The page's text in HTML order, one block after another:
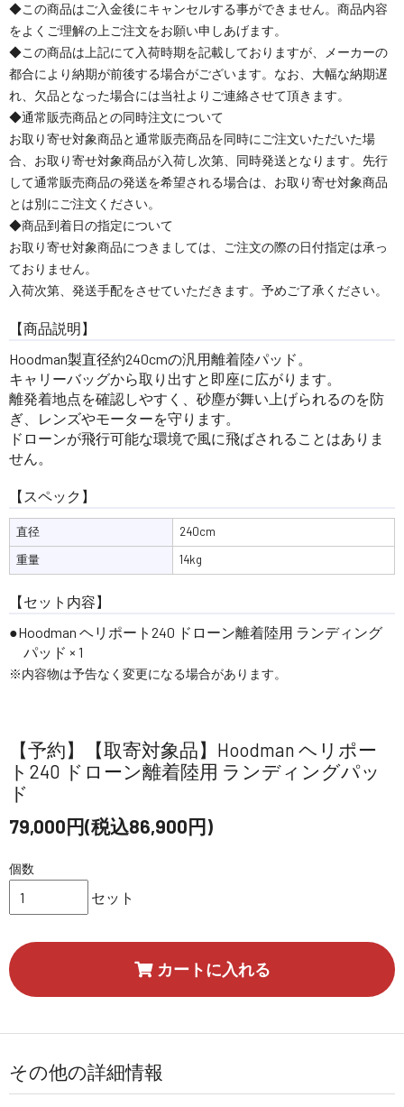
◆この商品はご入金後にキャンセルする事ができません。商品内容
をよくご理解の上ご注文をお願い申しあげます。
◆この商品は上記にて入荷時期を記載しておりますが、メーカーの
都合により納期が前後する場合がございます。なお、大幅な納期遅
れ、欠品となった場合には当社よりご連絡させて頂きます。
◆通常販売商品との同時注文について
お取り寄せ対象商品と通常販売商品を同時にご注文いただいた場
合、お取り寄せ対象商品が入荷し次第、同時発送となります。先行
して通常販売商品の発送を希望される場合は、お取り寄せ対象商品
とは別にご注文ください。
◆商品到着日の指定について
お取り寄せ対象商品につきましては、ご注文の際の日付指定は承っ
ておりません。
入荷次第、発送手配をさせていただきます。予めご了承ください。
【商品説明】
Hoodman製直径約240cmの汎用離着陸パッド。
キャリーバッグから取り出すと即座に広がります。
離発着地点を確認しやすく、砂塵が舞い上げられるのを防
ぎ、レンズやモーターを守ります。
ドローンが飛行可能な環境で風に飛ばされることはありま
せん。
【スペック】
直径
240cm
重量
14kg
【セット内容】
Hoodman ヘリポート240 ドローン離着陸用 ランディング
パッド × 1
※内容物は予告なく変更になる場合があります。
【予約】【取寄対象品】Hoodman ヘリポー
ト240 ドローン離着陸用 ランディングパッ
ド
79,000円(税込86,900円)
個数
セット
カートに入れる
その他の詳細情報